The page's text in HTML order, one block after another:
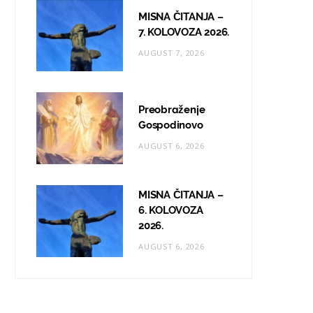
MISNA ČITANJA –
7. KOLOVOZA 2026.
AUGUST 7, 2026
Preobraženje
Gospodinovo
AUGUST 6, 2026
MISNA ČITANJA –
6. KOLOVOZA
2026.
AUGUST 6, 2026